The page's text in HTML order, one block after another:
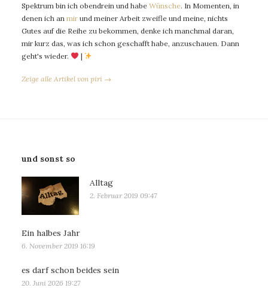
Spektrum bin ich obendrein und habe Wünsche. In Momenten, in
denen ich an mir und meiner Arbeit zweifle und meine, nichts
Gutes auf die Reihe zu bekommen, denke ich manchmal daran,
mir kurz das, was ich schon geschafft habe, anzuschauen. Dann
geht's wieder.
|
Zeige alle Artikel von piri →
und sonst so
Alltag
2. Februar 2019 09:47
Ein halbes Jahr
6. November 2019 16:19
es darf schon beides sein
20. Juni 2026 19:27